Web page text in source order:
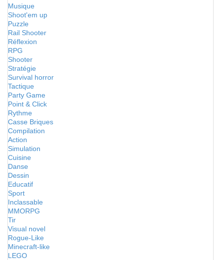
Musique
Shoot'em up
Puzzle
Rail Shooter
Réflexion
RPG
Shooter
Stratégie
Survival horror
Tactique
Party Game
Point & Click
Rythme
Casse Briques
Compilation
Action
Simulation
Cuisine
Danse
Dessin
Educatif
Sport
Inclassable
MMORPG
Tir
Visual novel
Rogue-Like
Minecraft-like
LEGO